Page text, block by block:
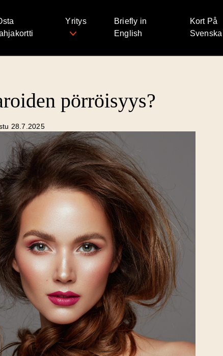
Yritys
Briefly in
English
Kort På
Svenska
pörröisyys?
28.7.2025